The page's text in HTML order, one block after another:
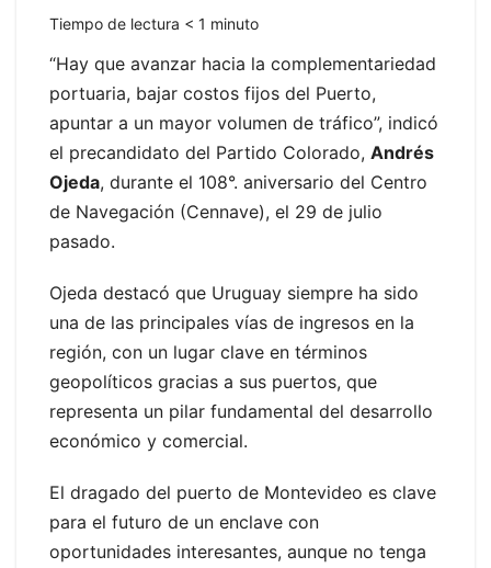
Tiempo de lectura < 1 minuto
“Hay que avanzar hacia la complementariedad
portuaria, bajar costos fijos del Puerto,
apuntar a un mayor volumen de tráfico”, indicó
el precandidato del Partido Colorado, Andrés
Ojeda, durante el 108°. aniversario del Centro
de Navegación (Cennave), el 29 de julio
pasado.
Ojeda destacó que Uruguay siempre ha sido
una de las principales vías de ingresos en la
región, con un lugar clave en términos
geopolíticos gracias a sus puertos, que
representa un pilar fundamental del desarrollo
económico y comercial.
El dragado del puerto de Montevideo es clave
para el futuro de un enclave con
oportunidades interesantes, aunque no tenga